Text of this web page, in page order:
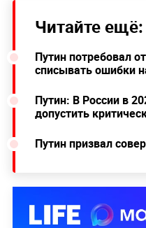
Читайте ещё:
Путин потребовал
списывать ошибки
Путин: В России в
допустить
Путин призвал